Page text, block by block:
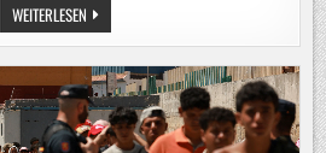
WEITERLESEN USA:
US-
SENAT
STIMMT
FÜR
GESETZ
ZU
RUSSLAND-
SANKTIONEN